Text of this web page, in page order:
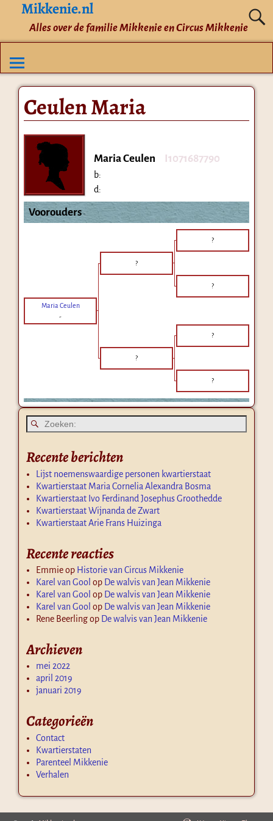
Mikkenie.nl
Alles over de familie Mikkenie en Circus Mikkenie
Ceulen Maria
Maria Ceulen I1071687790
b:
d:
Voorouders
?
?
?
Maria Ceulen
-
?
?
?
Recente berichten
Lijst noemenswaardige personen kwartierstaat
Kwartierstaat Maria Cornelia Alexandra Bosma
Kwartierstaat Ivo Ferdinand Josephus Groothedde
Kwartierstaat Wijnanda de Zwart
Kwartierstaat Arie Frans Huizinga
Recente reacties
Emmieop Historie van Circus Mikkenie
Karel van Gool op De walvis van Jean Mikkenie
Karel van Gool op De walvis van Jean Mikkenie
Karel van Gool op De walvis van Jean Mikkenie
Rene Beerlingop De walvis van Jean Mikkenie
Archieven
mei 2022
april 2019
januari 2019
Categorieën
Contact
Kwartierstaten
Parenteel Mikkenie
Verhalen